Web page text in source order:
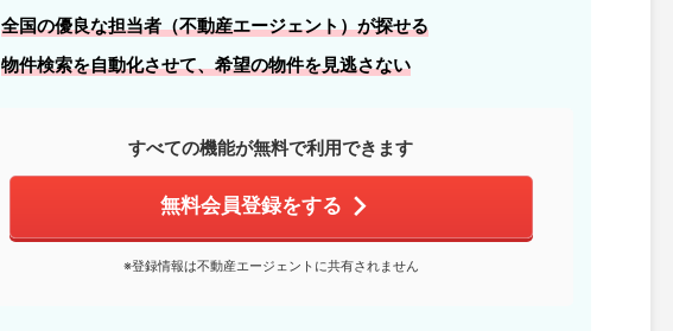
全国の優良な担当者（不動産エージェント）が探せる
物件検索を自動化させて、希望の物件を見逃さない
すべての機能が無料で利用できます
無料会員登録をする
※登録情報は不動産エージェントに共有されません